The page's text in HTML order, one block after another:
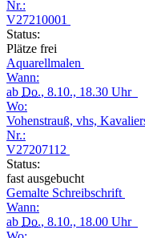
Nr.:
V27210001
Status:
Plätze frei
Aquarellmalen
Wann:
ab Do., 8.10., 18.30 Uhr
Wo:
Vohenstrauß, vhs,
Nr.:
V27207112
Status:
fast ausgebucht
Gemalte Schreibschrift
Wann:
ab Do., 8.10., 18.00 Uhr